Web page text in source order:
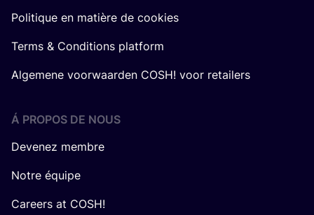
Politique en matière de cookies
Terms & Conditions platform
Algemene voorwaarden COSH! voor retailers
Á PROPOS DE NOUS
Devenez membre
Notre équipe
Careers at COSH!